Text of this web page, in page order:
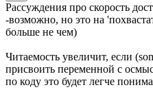
Рассуждения про скорость
-возможно, но это на
больше не чем)
Читаемость увеличит, если
присвоить переменной с
по коду это будет легче